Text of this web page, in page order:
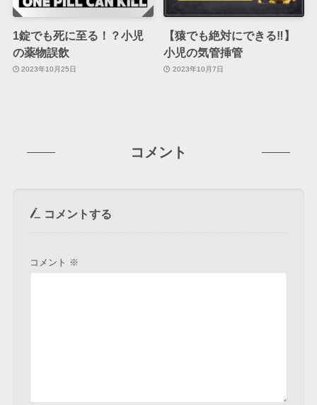
1錠でも死に至る！？小児
の薬物誤飲
2023年10月25日
【猿でも絶対にできる‼】
小児の気管挿管
2023年10月7日
コメント
コメントする
コメント ※